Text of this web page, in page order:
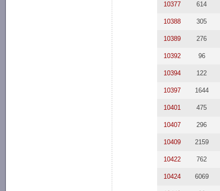
10377 614
10388 305
10389 276
10392 96
10394 122
10397 1644
10401 475
10407 296
10409 2159
10422 762
10424 6069